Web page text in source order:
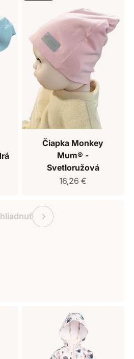
Čiapka Monkey
Mum® -
Svetloružová
Predajná cena
16,26 €
Predchádzajúce